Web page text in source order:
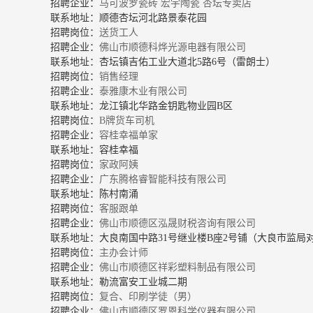
招聘企业： 马可波罗瓷砖 宏宇陶瓷 杏坛专卖店
联系地址：顺德杏坛河北路景泰花园
招聘岗位： 送货工人
招聘企业： 佛山市顺德科烨光源电器有限公司
联系地址：杏坛镇吉佑工业大道北5路6号（雷朗士）
招聘岗位： 销售经理
招聘企业： 泰雅康木业有限公司
联系地址：龙江镇北华路金钥匙物业园B区
招聘岗位： B牌货车司机
招聘企业： 容桂幸福单家
联系地址：容桂幸福
招聘岗位： 家政阿姨
招聘企业： 广东腾格睿智能科技有限公司
联系地址：陈村南涌
招聘岗位： 客服跟单
招聘企业： 佛山市顺德区泓晟财税咨询有限公司
联系地址：大良南国中路31号继业楼B座2号铺（大良市监局
招聘岗位： 主办会计师
招聘企业： 佛山市顺德区祥彩塑料制品有限公司
联系地址：勒流富安工业城二期
招聘岗位： 复合、印刷学徒（男）